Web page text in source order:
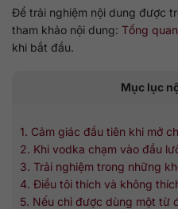
Để trải nghiệm nội dung được
tham khảo nội dung: Tổng
khi bắt đầu.
Mục lục
1. Cảm giác đầu tiên khi mở
2. Khi vodka chạm vào đầu
3. Trải nghiệm trong những
4. Điều tôi thích và không
5. Nếu chỉ được dùng một từ